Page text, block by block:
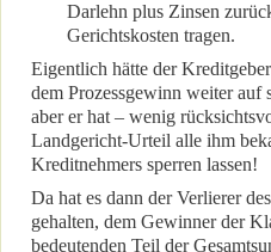
Darlehn plus Zinsen
Gerichtskosten tragen.
Eigentlich hätte der
dem Prozessgewinn weiter auf
aber er hat – wenig
Landgericht-Urteil alle ihm
Kreditnehmers sperren lassen!
Da hat es dann der Verlierer
gehalten, dem Gewinner der
bedeutenden Teil der